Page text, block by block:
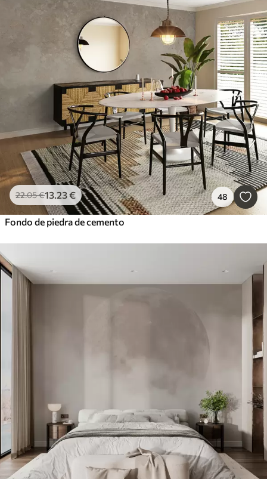
22.05€13.23€ 48
Fondo de piedra de cemento